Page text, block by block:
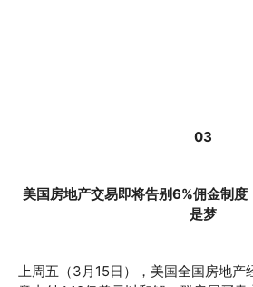
03
美国房地产交易即将告别6%佣金制
是梦
上周五（3月15日），美国全国房地产